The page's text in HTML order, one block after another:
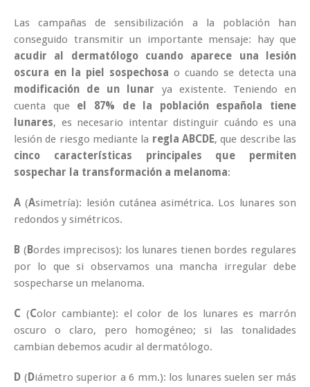
Las campañas de sensibilización a la población han
conseguido transmitir un importante mensaje: hay que
acudir al dermatólogo cuando aparece una lesión
oscura en la piel sospechosa o cuando se detecta una
modificación de un lunar ya existente. Teniendo en
cuenta queel 87% de la población española tiene
lunares, es necesario intentar distinguir cuándo es una
lesión de riesgo mediante la regla ABCDE, que describe las
cinco características principales que permiten
sospechar la transformación a melanoma:
A(Asimetría): lesión cutánea asimétrica. Los lunares son
redondos y simétricos.
B ( Bordes imprecisos): los lunares tienen bordes regulares
por lo que si observamos una mancha irregular debe
sospecharse un melanoma.
C (Color cambiante): el color de los lunares es marrón
oscuro o claro, pero homogéneo; si las tonalidades
cambian debemos acudir al dermatólogo.
D ( Diámetro superior a 6 mm.): los lunares suelen ser más